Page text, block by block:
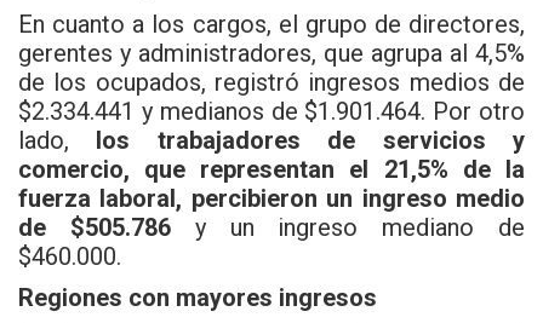
En cuanto a los cargos, el grupo de directores,
gerentes y administradores, que agrupa al 4,5%
de los ocupados, registró ingresos medios de
$2.334.441 y medianos de $1.901.464. Por otro
lado,
los trabajadores de servicios y
comercio, que representan el 21,5% de la
fuerza laboral, percibieron un ingreso medio
de $505.786y un ingreso mediano de
$460.000.
Regiones con mayores ingresos